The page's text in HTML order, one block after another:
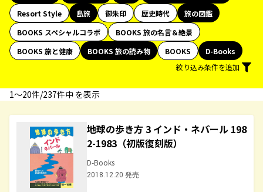
Resort Style
島旅 御朱印 歴史時代
旅の図鑑
BOOKS スペシャルコラボ
BOOKS 旅の名言＆絶景
BOOKS 旅と健康
BOOKS 旅の読み物 BOOKS
D-Books
絞り込み条件を追加
1〜20件/237件中 を表示
地球の歩き方 3 インド・ネパール 198
2-1983（初版復刻版）
D-Books
2018.12.20 発売